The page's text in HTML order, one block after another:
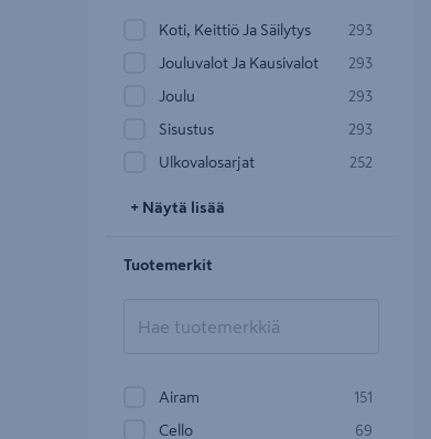
Koti, Keittiö Ja Säilytys 293
Jouluvalot Ja Kausivalot 293
Joulu 293
Sisustus 293
Ulkovalosarjat 252
+ Näytä lisää
Tuotemerkit
Airam 151
Cello 69